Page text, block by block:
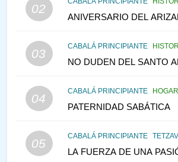
02
ANIVERSARIO DEL
03
CABALÁ PRINCIPIANTE
NO DUDEN DEL SANTO
04
CABALÁ PRINCIPIANTE
PATERNIDAD SABÁTICA
05
CABALÁ PRINCIPIANTE
LA FUERZA DE UNA
TEMPLO Y LA
VEAMOS ¿POR
IEHOSHÚA? Y
1